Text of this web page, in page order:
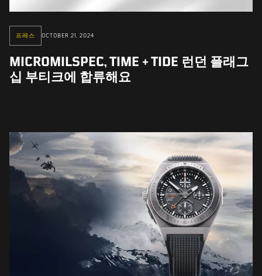
프레스 OCTOBER 21, 2024
MICROMILSPEC, TIME + TIDE 런던 플래그
십 부티크에 합류해요